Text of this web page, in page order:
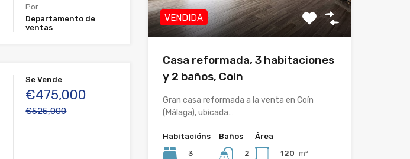
Por
Departamento de
ventas
Se Vende
€475,000
€525,000
VENDIDA
Casa reformada, 3 habitaciones
y 2 baños, Coin
Gran casa reformada a la venta en Coín
(Málaga), ubicada…
Habitacións
3
Baños
2
Área
120 m²